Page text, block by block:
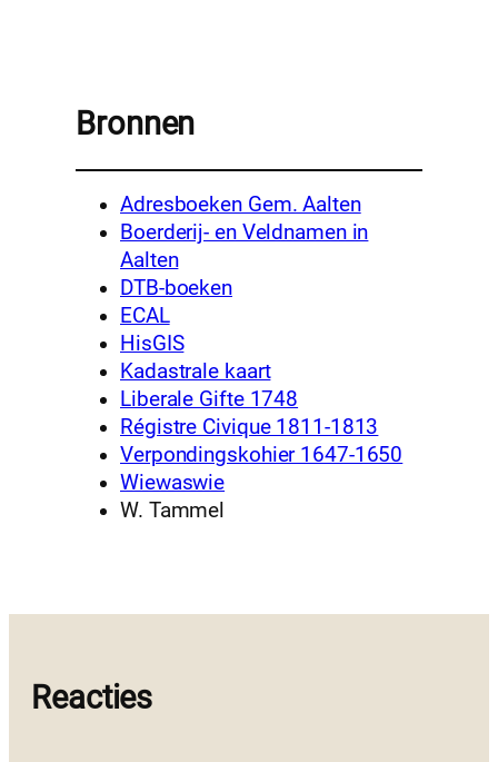
Bronnen
Adresboeken Gem. Aalten
Boerderij- en Veldnamen in
Aalten
DTB-boeken
ECAL
HisGIS
Kadastrale kaart
Liberale Gifte 1748
Régistre Civique 1811-1813
Verpondingskohier 1647-1650
Wiewaswie
W. Tammel
Reacties